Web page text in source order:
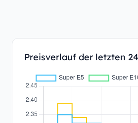
Preisverlauf der letzten